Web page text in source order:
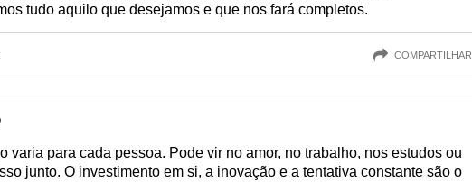
tudo aquilo que desejamos e que nos fará completos.
COMPARTILHAR
varia para cada pessoa. Pode vir no amor, no trabalho, nos estudos ou
junto. O investimento em si, a inovação e a tentativa constante são o